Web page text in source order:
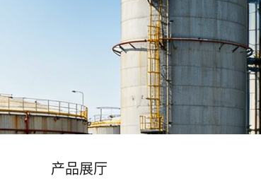
绍
产品展厅